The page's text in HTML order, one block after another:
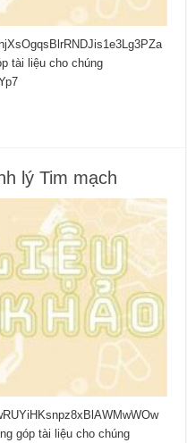
tài liệu cho chúng
lý Tim mạch
góp tài liệu cho chúng